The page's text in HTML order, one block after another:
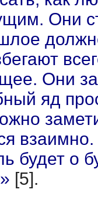
Они
Они
яд
будет о
[5].